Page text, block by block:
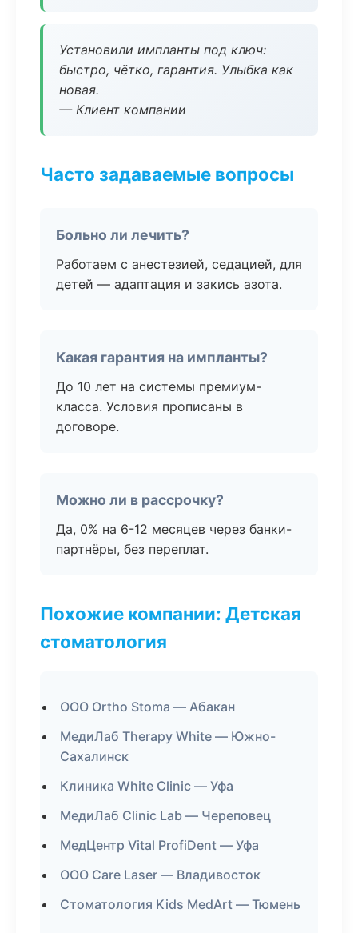
Установили импланты под ключ:
быстро, чётко, гарантия. Улыбка как
новая.
— Клиент компании
Часто задаваемые вопросы
Больно ли лечить?
Работаем с анестезией, седацией, для
детей — адаптация и закись азота.
Какая гарантия на импланты?
До 10 лет на системы премиум-
класса. Условия прописаны в
договоре.
Можно ли в рассрочку?
Да, 0% на 6-12 месяцев через банки-
партнёры, без переплат.
Похожие компании: Детская
стоматология
ООО Ortho Stoma — Абакан
МедиЛаб Therapy White — Южно-
Сахалинск
Клиника White Clinic — Уфа
МедиЛаб Clinic Lab — Череповец
МедЦентр Vital ProfiDent — Уфа
ООО Care Laser — Владивосток
Стоматология Kids MedArt — Тюмень